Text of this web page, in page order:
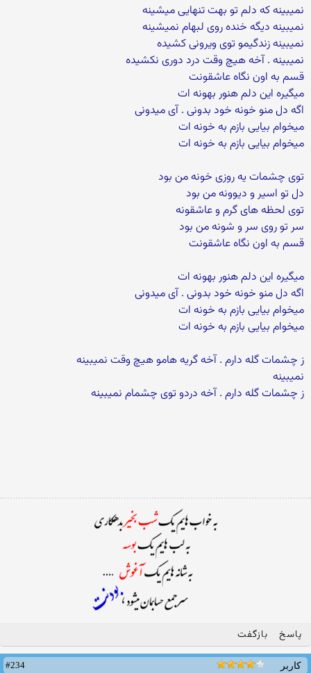
نمیبینه که دلم تو بهت تنهایی میشینه
نمیبینه دیگه خنده روی لبهام نمیشینه
نمیبینه زندگیمو توی ویرونی کشیده
نمیبینه . آخه هیچ وقت درد دوری نکشیده
قسم به اون نگاه عاشقونت
میگیره این دلم هنور بهونه ات
اگه دل منو خونه خود بدونی . آی میدونی
میخوام بیایی بازم به خونه ات
میخوام بیایی بازم به خونه ات
توی چشمات یه روزی خونه من بود
دل تو اسیر و دیوونه من بود
توی لحظه های گرم و عاشقونه
سر تو روی سر و شونه من بود
قسم به اون نگاه عاشقونت
میگیره این دلم هنور بهونه ات
اگه دل منو خونه خود بدونی . آی میدونی
میخوام بیایی بازم به خونه ات
میخوام بیایی بازم به خونه ات
ز چشمات گله دارم . آخه گریه هامو هیچ وقت نمیبینه
نمیبینه
ز چشمات گله دارم . آخه دردو توی چشمام نمیبینه
پاسخ بازگفت
کاربر
#234